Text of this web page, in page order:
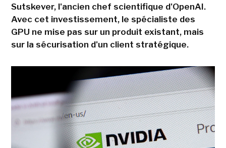
Sutskever, l'ancien chef scientifique d'OpenAI.
Avec cet investissement, le spécialiste des
GPU ne mise pas sur un produit existant, mais
sur la sécurisation d'un client stratégique.